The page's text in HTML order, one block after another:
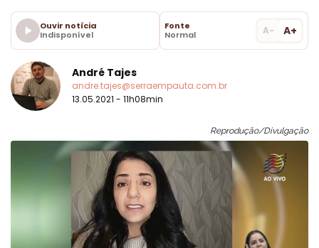
Ouvir notícia
Indisponível
Fonte
Normal
A- A+
André Tajes
andre.tajes@serraempauta.com.br
13.05.2021 - 11h08min
Reprodução/Divulgação